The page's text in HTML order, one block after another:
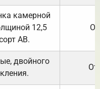
камерной
12,5
АВ.
двойного